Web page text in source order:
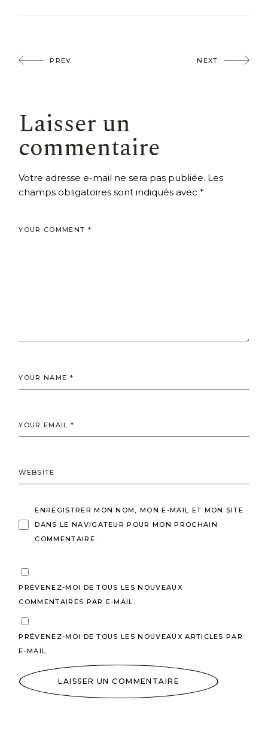
PREV NEXT
Laisser un
commentaire
Votre adresse e-mail ne sera pas publiée. Les
champs obligatoires sont indiqués avec*
ENREGISTRER MON NOM, MON E-MAIL ET MON SITE
DANS LE NAVIGATEUR POUR MON PROCHAIN
COMMENTAIRE.
PRÉVENEZ-MOI DE TOUS LES NOUVEAUX
COMMENTAIRES PAR E-MAIL.
PRÉVENEZ-MOI DE TOUS LES NOUVEAUX ARTICLES PAR
E-MAIL.
LAISSER UN COMMENTAIRE